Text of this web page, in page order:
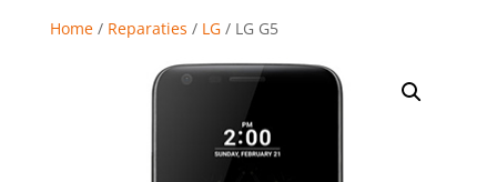
Home/ Reparaties / LG/ LG G5